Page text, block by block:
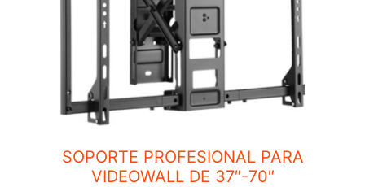
SOPORTE PROFESIONAL PARA
VIDEOWALL DE 37″-70″